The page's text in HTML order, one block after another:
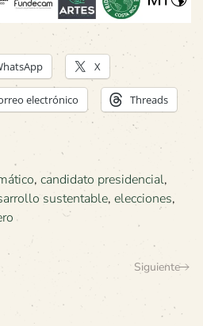
X
electrónico Threads
, candidato presidencial,
sustentable, elecciones,
Siguiente